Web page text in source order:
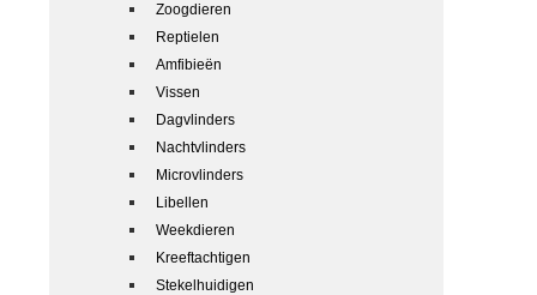
Zoogdieren
Reptielen
Amfibieën
Vissen
Dagvlinders
Nachtvlinders
Microvlinders
Libellen
Weekdieren
Kreeftachtigen
Stekelhuidigen